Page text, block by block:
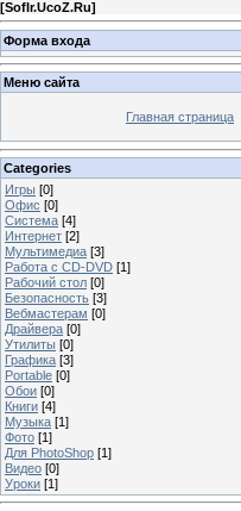
[SofIr.UcoZ.Ru]
Форма входа
Меню сайта
Главная страница
Categories
Игры [0]
Офис [0]
Система [4]
Интернет [2]
Мультимедиа [3]
Работа с CD-DVD [1]
Рабочий стол [0]
Безопасность [3]
Вебмастерам [0]
Драйвера [0]
Утилиты [0]
Графика [3]
Portable [0]
Обои [0]
Книги [4]
Музыка [1]
Фото [1]
Для PhotoShop [1]
Видео [0]
Уроки [1]